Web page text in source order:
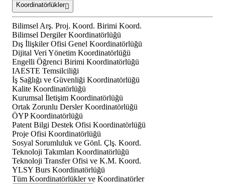
Koordinatörlükler
Bilimsel Arş. Proj. Koord. Birimi Koord.
Bilimsel Dergiler Koordinatörlüğü
Dış İlişkiler Ofisi Genel Koordinatörlüğü
Dijital Veri Yönetim Koordinatörlüğü
Engelli Öğrenci Birimi Koordinatörlüğü
IAESTE Temsilciliği
İş Sağlığı ve Güvenliği Koordinatörlüğü
Kalite Koordinatörlüğü
Kurumsal İletişim Koordinatörlüğü
Ortak Zorunlu Dersler Koordinatörlüğü
ÖYP Koordinatörlüğü
Patent Bilgi Destek Ofisi Koordinatörlüğü
Proje Ofisi Koordinatörlüğü
Sosyal Sorumluluk ve Gönl. Çlş. Koord.
Teknoloji Takımları Koordinatörlüğü
Teknoloji Transfer Ofisi ve K.M. Koord.
YLSY Burs Koordinatörlüğü
Tüm Koordinatörlükler ve Koordinatörler